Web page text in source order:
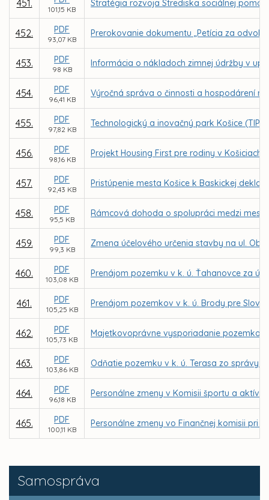
Samospráva
451.
101,15 KB
Stratégia rozvoja Strediska sociálnej pomoci
452. PDF
93,07 KB
Prerokovanie dokumentu „Petícia za
453. PDF
98 KB
Informácia o nákladoch zimnej údržby v
454. PDF
96,41 KB
Výročná správa o činnosti a hospodárení
455. PDF
97,82 KB
Technologický a inovačný park Košice (TIP -
456. PDF
98,16 KB
Projekt Housing First pre rodiny v Košiciach
457. PDF
92,43 KB
Pristúpenie mesta Košice k Baskickej
458. PDF
95,5 KB
Rámcová dohoda o spolupráci medzi
459. PDF
99,3 KB
Zmena účelového určenia stavby na ul.
460. PDF
103,08 KB
Prenájom pozemku v k. ú. Ťahanovce za
461. PDF
105,25 KB
Prenájom pozemkov v k. ú. Brody pre
462. PDF
105,73 KB
Majetkovoprávne vysporiadanie pozemkov
463. PDF
103,86 KB
Odňatie pozemku v k. ú. Terasa zo správy
464. PDF
96,18 KB
Personálne zmeny v Komisii športu a
465. PDF
100,11 KB
Personálne zmeny vo Finančnej komisii pri